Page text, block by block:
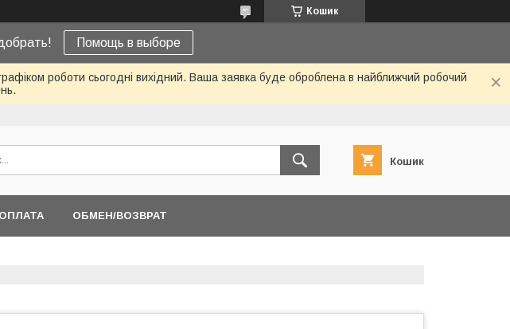
Кошик
Помощь в выборе
роботи сьогодні вихідний. Ваша заявка буде оброблена в найближчий робочий
Кошик
ОБМЕН/ВОЗВРАТ